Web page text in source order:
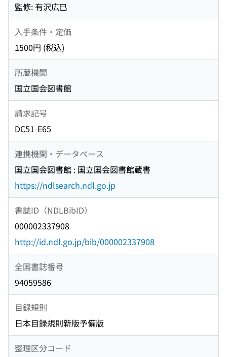
監修: 有沢広巳
入手条件・定価
1500円 (税込)
所蔵機関
国立国会図書館
請求記号
DC51-E65
連携機関・データベース
国立国会図書館 : 国立国会図書館蔵書
https://ndlsearch.ndl.go.jp
書誌ID（NDLBibID）
000002337908
http://id.ndl.go.jp/bib/000002337908
全国書誌番号
94059586
目録規則
日本目録規則新版予備版
整理区分コード